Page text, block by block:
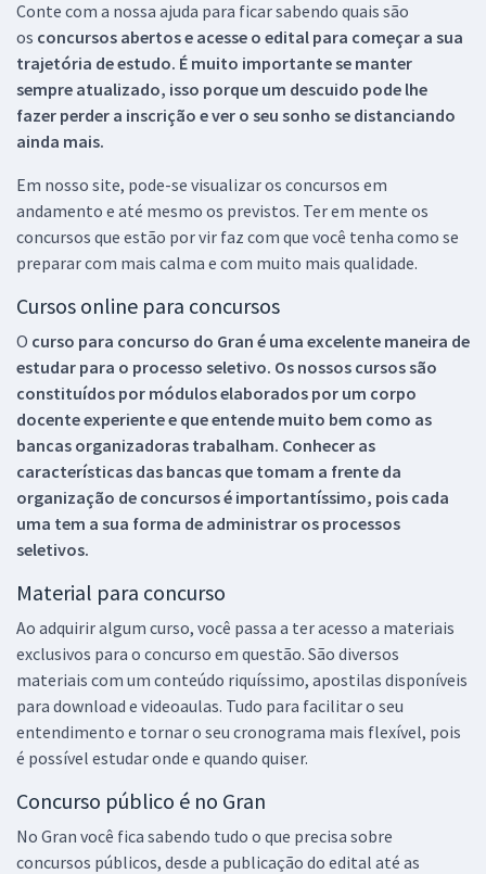
Conte com a nossa ajuda para ficar sabendo quais são
os concursos abertos e acesse o edital para começar a sua
trajetória de estudo. É muito importante se manter
sempre atualizado, isso porque um descuido pode lhe
fazer perder a inscrição e ver o seu sonho se distanciando
ainda mais.
Em nosso site, pode-se visualizar os concursos em
andamento e até mesmo os previstos. Ter em mente os
concursos que estão por vir faz com que você tenha como se
preparar com mais calma e com muito mais qualidade.
Cursos online para concursos
O curso para concurso do Gran é uma excelente maneira de
estudar para o processo seletivo. Os nossos cursos são
constituídos por módulos elaborados por um corpo
docente experiente e que entende muito bem como as
bancas organizadoras trabalham. Conhecer as
características das bancas que tomam a frente da
organização de concursos é importantíssimo, pois cada
uma tem a sua forma de administrar os processos
seletivos.
Material para concurso
Ao adquirir algum curso, você passa a ter acesso a materiais
exclusivos para o concurso em questão. São diversos
materiais com um conteúdo riquíssimo, apostilas disponíveis
para download e videoaulas. Tudo para facilitar o seu
entendimento e tornar o seu cronograma mais flexível, pois
é possível estudar onde e quando quiser.
Concurso público é no Gran
No Gran você fica sabendo tudo o que precisa sobre
concursos públicos, desde a publicação do edital até as